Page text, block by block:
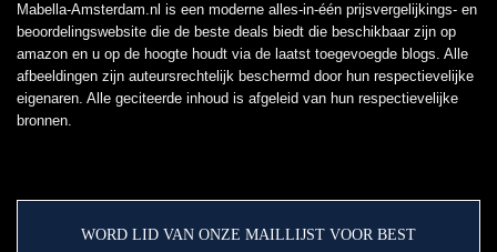
Mabella-Amsterdam.nl is een moderne alles-in-één prijsvergelijkings- en
beoordelingswebsite die de beste deals biedt die beschikbaar zijn op
amazon en u op de hoogte houdt via de laatst toegevoegde blogs. Alle
afbeeldingen zijn auteursrechtelijk beschermd door hun respectievelijke
eigenaren. Alle geciteerde inhoud is afgeleid van hun respectievelijke
bronnen.
WORD LID VAN ONZE MAILLIJST VOOR BEST